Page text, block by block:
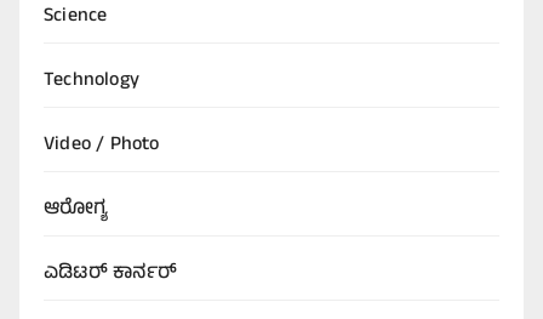
Science
Technology
Video / Photo
ಆರೋಗ್ಯ
ಎಡಿಟರ್‌ ಕಾರ್ನರ್